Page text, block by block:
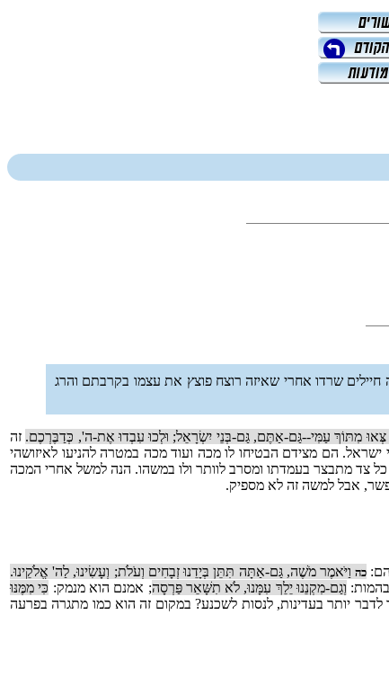
שרדו אחרי שאיזה רוצח פוצץ את עצמו בקרבתם והרג
צְּאוּ מִתּוֹךְ עַמִּי--גַּם-אַתֶּם, גַּם-בְּנֵי יִשְׂרָאֵל; וּלְכוּ עִבְדוּ אֶת-ה', כְּדַבֶּרְכֶם. זה
הם מצידם הבטיחו לו מכה ועוד מכה במטרה להניעו לאיזושהי
צד מתבצר בעמדתו ומסרב לוותר ולו במשהו. הנה למשל אחרי המכה
אבל למשה זה לא מספיק.
כהוַיֹּאמֶר מֹשֶׁה, גַּם-אַתָּה תִּתֵּן בְּיָדֵנוּ זְבָחִים וְעֹלֹת; וְעָשִׂינוּ, לַה' אֱלֹקֵינוּ.
וְגַם-מִקְנֵנוּ יֵלֵךְ עִמָּנוּ, לֹא תִשָּׁאֵר פַּרְסָה; אמנם הוא מנמק: כִּי מִמֶּנּוּ
יותר בעדינות, לנסות לשכנע? במקום זה הוא כמו מתגרה בפרעה